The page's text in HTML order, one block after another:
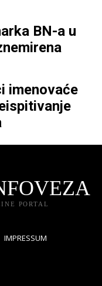
BN-a u
imenovaće
PORTAL
IMPRESSUM